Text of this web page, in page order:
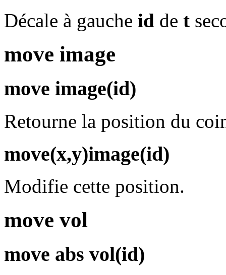
Décale à gauche id de t
move image
move image(id)
Retourne la position du
move(x,y)image(id)
Modifie cette position.
move vol
move abs vol(id)